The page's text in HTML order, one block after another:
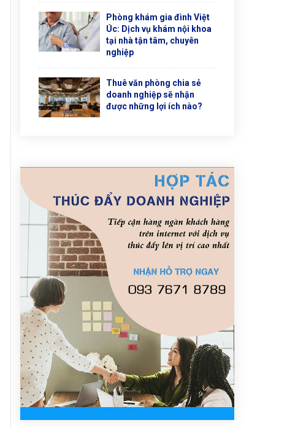
Phòng khám gia đình Việt
Úc: Dịch vụ khám nội khoa
tại nhà tận tâm, chuyên
nghiệp
Thuê văn phòng chia sẻ
doanh nghiệp sẽ nhận
được những lợi ích nào?